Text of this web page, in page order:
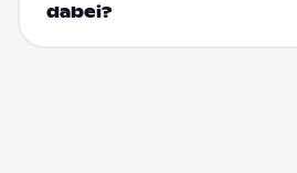
dabei?